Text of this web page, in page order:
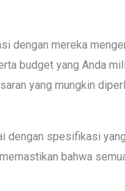
dengan mereka
budget yang Anda
yang mungkin
dengan spesifikasi
bahwa